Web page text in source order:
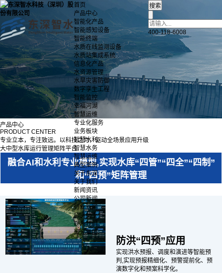
首页
产品中心
智能化产品
智能感知设备
智能终端
水质在线监测设备
水质站集成系统
信息化产品
水资源管理
水旱灾害防御
数字孪生工程
智能监控
幸福河湖
智慧运维
专业化服务
业务板块
智慧水利
智慧水务
智慧运维
典型案例
关于东深
关于我们
新闻资讯
公司新闻
行业新闻
招贤纳士
联系我们
聚光集团
400-118-6008
产品中心
PRODUCT CENTER
专业立本，专注致远。以科技之力，驱动全场景应用升级
大中型水库运行管理矩阵平台
融合AI和水利专业模型,实现水库“四管”“四全”“四制”
和“四预”矩阵管理
防洪“四预”应用
实现洪水预报、调度和演进等智能预
判,实现预报精细化、预警提前化、预
演数字化和预案科学化。